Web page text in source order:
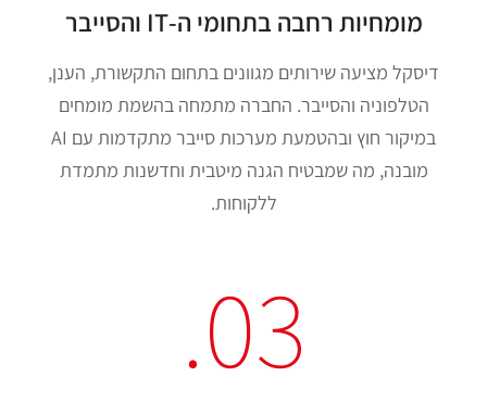
מומחיות רחבה בתחומי ה-IT והסייבר
דיסקל מציעה שירותים מגוונים בתחום התקשורת, הענן,
הטלפוניה והסייבר. החברה מתמחה בהשמת מומחים
במיקור חוץ ובהטמעת מערכות סייבר מתקדמות עם AI
מובנה, מה שמבטיח הגנה מיטבית וחדשנות מתמדת
ללקוחות.
03.